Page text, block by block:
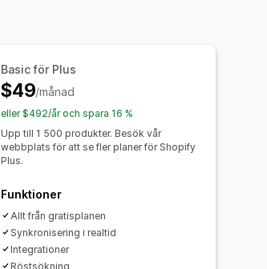
Basic för Plus
$49/månad
eller $492/år och spara 16 %
Upp till 1 500 produkter. Besök vår
webbplats för att se fler planer för Shopify
Plus.
Funktioner
Allt från gratisplanen
Synkronisering i realtid
Integrationer
Röstsökning